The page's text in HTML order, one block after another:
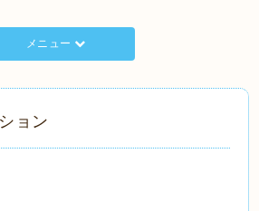
メニュー
ョン